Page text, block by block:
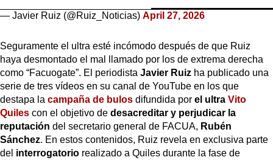
— Javier Ruiz (@Ruiz_Noticias) April 27, 2026
Seguramente el ultra esté incómodo después de que Ruiz
haya desmontado el mal llamado por los de extrema derecha
como “Facuogate”. El periodista Javier Ruiz ha publicado una
serie de tres vídeos en su canal de YouTube en los que
destapa la campaña de bulos difundida por el ultra Vito
Quiles con el objetivo de desacreditar y perjudicar la
reputación del secretario general de FACUA, Rubén
Sánchez. En estos contenidos, Ruiz revela en exclusiva parte
del interrogatorio realizado a Quiles durante la fase de